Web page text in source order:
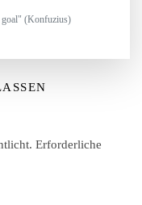
goal" (Konfuzius)
Erforderliche